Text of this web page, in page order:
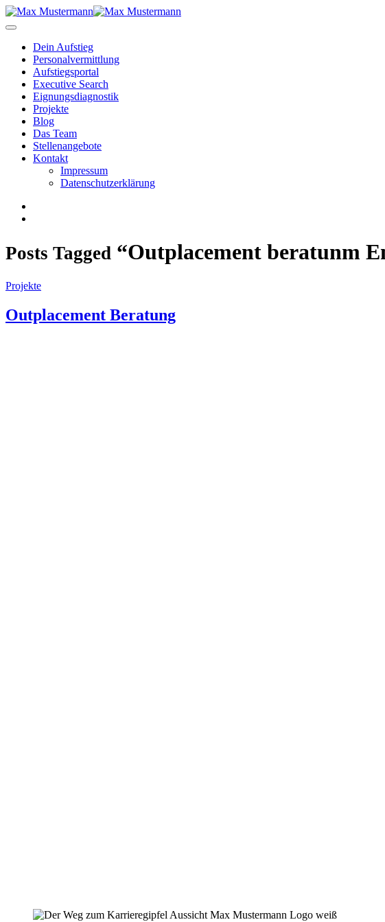
Dein Aufstieg
Personal­vermittlung
Aufstiegsportal
Executive Search
Eignungs­diagnostik
Projekte
Blog
Das Team
Stellenangebote
Kontakt
Impressum
Datenschutzerklärung
Posts Tagged “Outplacement beratunm
Projekte
Outplacement Beratung